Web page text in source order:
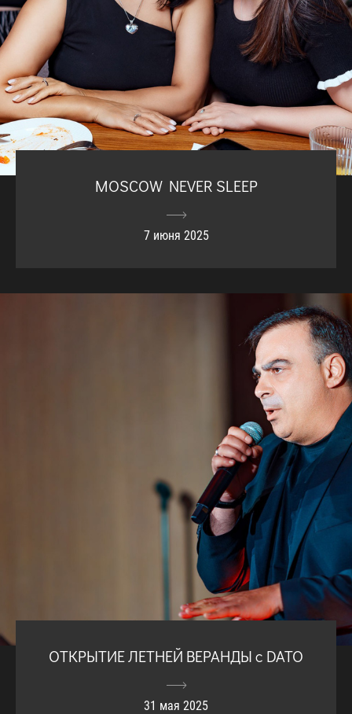
MOSCOW NEVER SLEEP
7 июня 2025
ОТКРЫТИЕ ЛЕТНЕЙ ВЕРАНДЫ с DATO
31 мая 2025